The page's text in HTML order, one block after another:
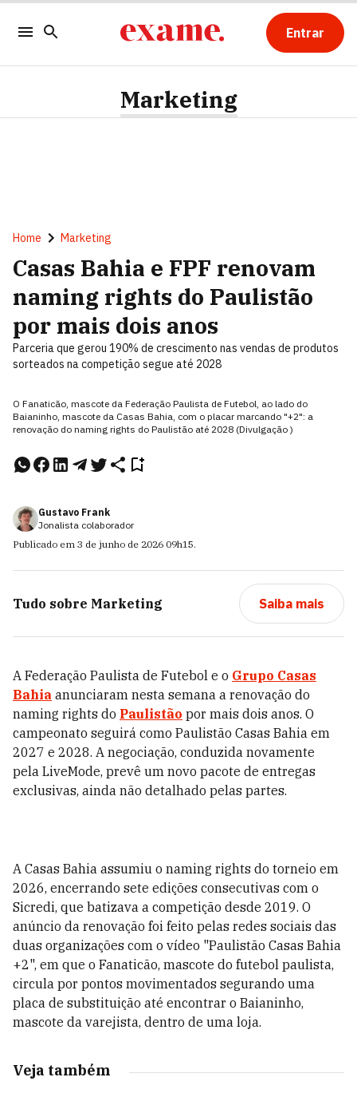
Entrar
Marketing
Home Marketing
Casas Bahia e FPF renovam
naming rights do Paulistão
por mais dois anos
Parceria que gerou 190% de crescimento nas vendas de produtos
sorteados na competição segue até 2028
O Fanaticão, mascote da Federação Paulista de Futebol, ao lado do
Baianinho, mascote da Casas Bahia, com o placar marcando "+2": a
renovação do naming rights do Paulistão até 2028 (Divulgação )
Gustavo Frank
Jonalista colaborador
Publicado em 3 de junho de 2026 09h15.
Tudo sobre Marketing Saiba mais
A Federação Paulista de Futebol e o Grupo Casas
Bahia anunciaram nesta semana a renovação do
naming rights do Paulistão por mais dois anos. O
campeonato seguirá como Paulistão Casas Bahia em
2027 e 2028. A negociação, conduzida novamente
pela LiveMode, prevê um novo pacote de entregas
exclusivas, ainda não detalhado pelas partes.
A Casas Bahia assumiu o naming rights do torneio em
2026, encerrando sete edições consecutivas com o
Sicredi, que batizava a competição desde 2019. O
anúncio da renovação foi feito pelas redes sociais das
duas organizações com o vídeo "Paulistão Casas Bahia
+2", em que o Fanaticão, mascote do futebol paulista,
circula por pontos movimentados segurando uma
placa de substituição até encontrar o Baianinho,
mascote da varejista, dentro de uma loja.
Veja também